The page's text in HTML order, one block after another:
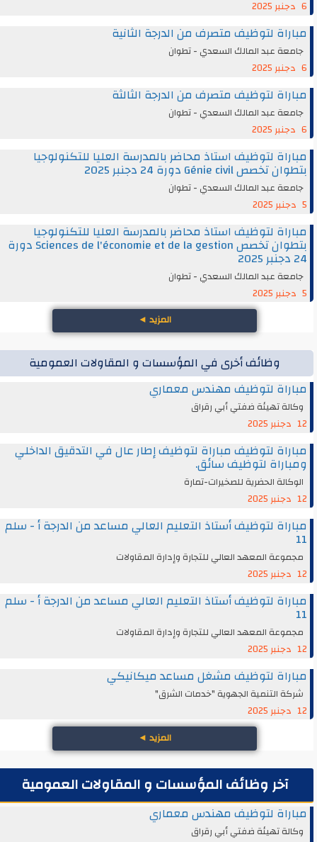
مباراة لتوظيف متصرف من الدرجة الثانية
جامعة عبد المالك السعدي - تطوان
مباراة لتوظيف متصرف من الدرجة الثالثة
جامعة عبد المالك السعدي - تطوان
مباراة لتوظيف استاذ محاضر بالمدرسة العليا للتكنولوجيا
بتطوان تخصص Génie civil دورة 24 دجنبر 2025
جامعة عبد المالك السعدي - تطوان
مباراة لتوظيف استاذ محاضر بالمدرسة العليا للتكنولوجيا
بتطوان تخصص Sciences de l'économie et de la gestion دورة
24 دجنبر 2025
جامعة عبد المالك السعدي - تطوان
المزيد◄
وظائف أخرى في المؤسسات و المقاولات العمومية
مباراة لتوظيف مهندس معماري
وكالة تهيئة ضفتي أبي رقراق
12 دجنبر 2025
مباراة لتوظيف مباراة لتوظيف إطار عال في التدقيق الداخلي
ومباراة لتوظيف سائق.
الوكالة الحضرية للصخيرات-تمارة
12 دجنبر 2025
مباراة لتوظيف أستاذ التعليم العالي مساعد من الدرجة أ - سلم
11
مجموعة المعهد العالي للتجارة وإدارة المقاولات
12 دجنبر 2025
مباراة لتوظيف أستاذ التعليم العالي مساعد من الدرجة أ - سلم
11
مجموعة المعهد العالي للتجارة وإدارة المقاولات
12 دجنبر 2025
مباراة لتوظيف مشغل مساعد ميكانيكي
شركة التنمية الجهوية "خدمات الشرق"
12 دجنبر 2025
المزيد◄
آخر وظائف المؤسسات و المقاولات العمومية
مباراة لتوظيف مهندس معماري
وكالة تهيئة ضفتي أبي رقراق